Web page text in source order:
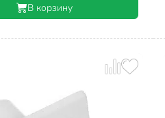
В корзину